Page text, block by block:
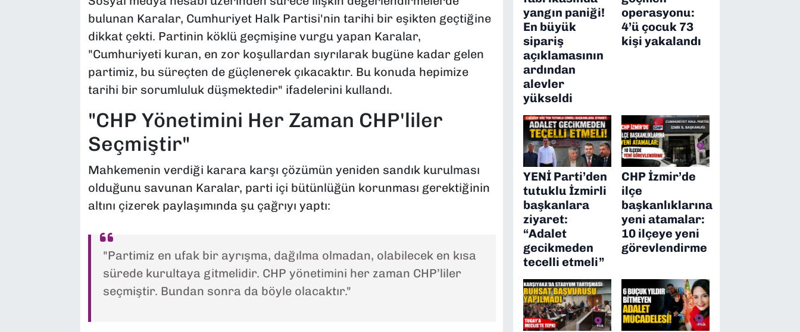
bulunan Karalar, Cumhuriyet Halk Partisi'nin tarihi bir eşikten geçtiğine
dikkat çekti. Partinin köklü geçmişine vurgu yapan Karalar,
"Cumhuriyeti kuran, en zor koşullardan sıyrılarak bugüne kadar gelen
partimiz, bu süreçten de güçlenerek çıkacaktır. Bu konuda hepimize
tarihi bir sorumluluk düşmektedir" ifadelerini kullandı.
"CHP Yönetimini Her Zaman CHP'liler
Seçmiştir"
Mahkemenin verdiği karara karşı çözümün yeniden sandık kurulması
olduğunu savunan Karalar, parti içi bütünlüğün korunması gerektiğinin
altını çizerek paylaşımında şu çağrıyı yaptı:
"Partimiz en ufak bir ayrışma, dağılma olmadan, olabilecek en kısa
sürede kurultaya gitmelidir. CHP yönetimini her zaman CHP’liler
seçmiştir. Bundan sonra da böyle olacaktır."
yangın paniği!
En büyük
sipariş
açıklamasının
ardından
alevler
yükseldi
operasyonu:
4’ü çocuk 73
kişi yakalandı
YENİ Parti’den
tutuklu İzmirli
başkanlara
ziyaret:
“Adalet
gecikmeden
tecelli etmeli”
CHP İzmir’de
ilçe
başkanlıklarına
yeni atamalar:
10 ilçeye yeni
görevlendirme